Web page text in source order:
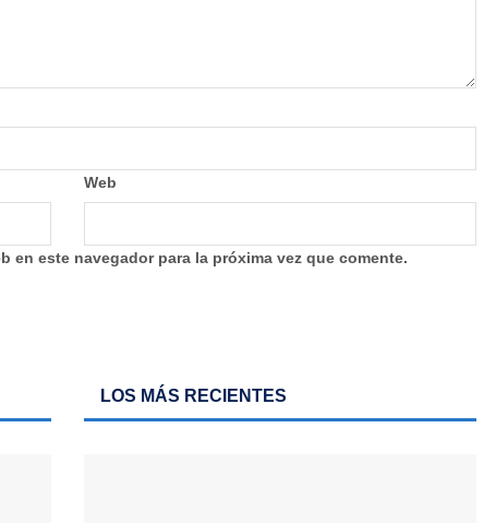
Web
en este navegador para la próxima vez que comente.
LOS MÁS RECIENTES